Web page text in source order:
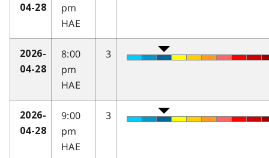
04-28
pm
HAE
2026-
04-28
8:00
pm
HAE
3
2026-
04-28
9:00
pm
HAE
3